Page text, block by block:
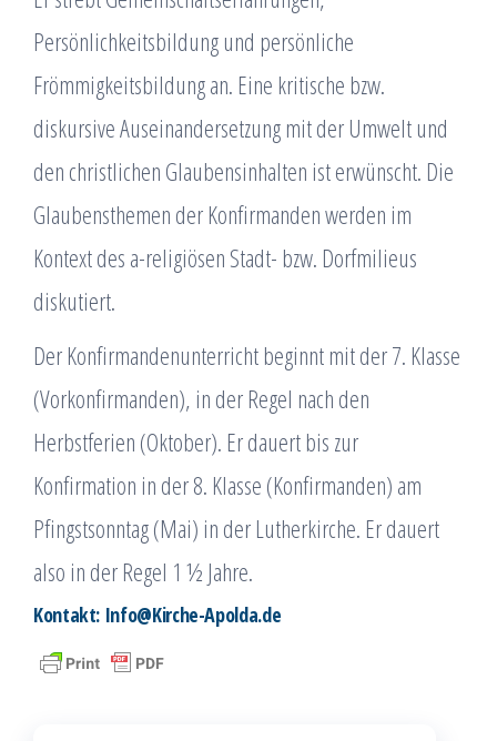
Persönlichkeitsbildung und persönliche
Frömmigkeitsbildung an. Eine kritische bzw.
diskursive Auseinandersetzung mit der Umwelt und
den christlichen Glaubensinhalten ist erwünscht. Die
Glaubensthemen der Konfirmanden werden im
Kontext des a-religiösen Stadt- bzw. Dorfmilieus
diskutiert.
Der Konfirmandenunterricht beginnt mit der 7. Klasse
(Vorkonfirmanden), in der Regel nach den
Herbstferien (Oktober). Er dauert bis zur
Konfirmation in der 8. Klasse (Konfirmanden) am
Pfingstsonntag (Mai) in der Lutherkirche. Er dauert
also in der Regel 1 ½ Jahre.
Kontakt: Info@Kirche-Apolda.de